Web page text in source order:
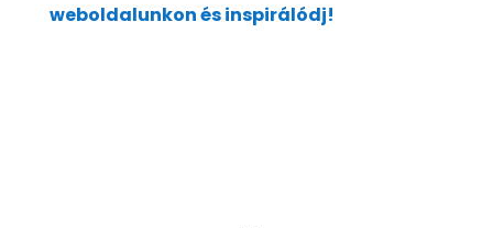
weboldalunkon és inspirálódj!